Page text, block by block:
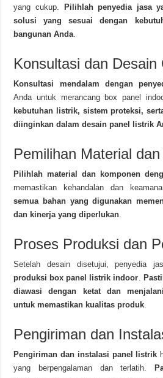
yang cukup.
Pilihlah penyedia jasa
solusi yang sesuai dengan
bangunan Anda.
Konsultasi dan Desain
Konsultasi mendalam dengan
Anda untuk merancang box panel
kebutuhan listrik, sistem proteksi,
diinginkan dalam desain panel listrik
Pemilihan Material
Pilihlah material dan komponen
memastikan kehandalan dan
semua bahan yang digunakan
dan kinerja yang diperlukan.
Proses Produksi dan
Setelah desain disetujui, penyedia
produksi box panel listrik indoor.
diawasi dengan ketat dan
untuk memastikan kualitas produk.
Pengiriman dan
Pengiriman dan instalasi panel listrik
yang berpengalaman dan terlatih.